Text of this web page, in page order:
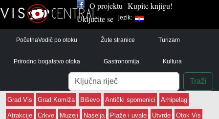
O projektu Kupite knjigu!
Uključite se
jezik:
PočetnaVodič po otoku Žute stranice Turizam
Prirodno bogatstvo otoka Gastronomija Kultura
Pretraga
Traži
Grad Vis Grad Komiža Biševo Antički spomenici Arhipelag
Atrakcije Crkve Muzeji Naselja Plaže i uvale Utvrde Otok Vis